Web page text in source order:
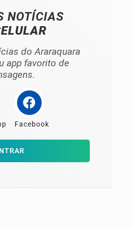
NOTÍCIAS
do Araraquara
app favorito de
Facebook